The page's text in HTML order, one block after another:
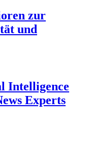
zur
und
Intelligence
Experts